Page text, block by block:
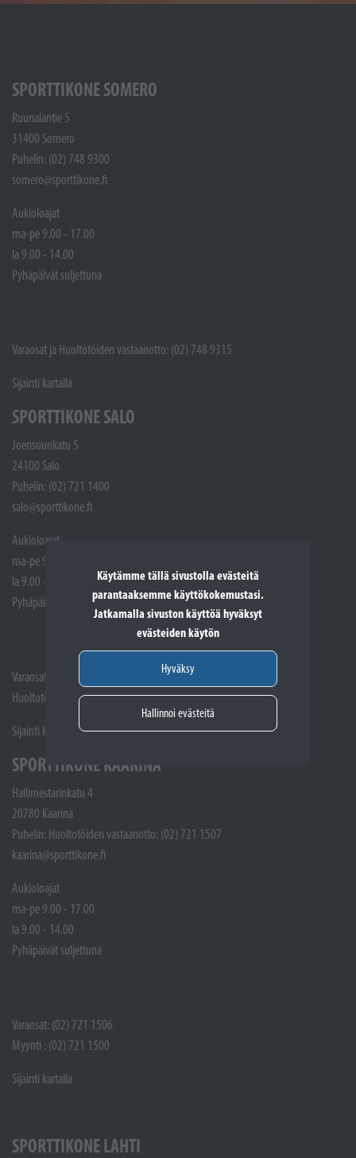
Käytämme tällä sivustolla evästeitä
parantaaksemme käyttökokemustasi.
Jatkamalla sivuston käyttöä hyväksyt
evästeiden käytön
Hyväksy
Hallinnoi evästeitä
SPORTTIKONE SOMERO
Ruunalantie 5
31400 Somero
Puhelin: (02) 748 9300
somero@sporttikone.fi
Aukioloajat
ma-pe 9.00 - 17.00
la 9.00 - 14.00
Pyhäpäivät suljettuna
Varaosat ja Huoltotöiden vastaanotto: (02) 748 9315
Sijainti kartalla
SPORTTIKONE SALO
Joensuunkatu 5
24100 Salo
Puhelin: (02) 721 1400
salo@sporttikone.fi
Aukioloajat
ma-pe 9.00 - 17.00
la 9.00 - 14.00
Pyhäpäivät suljettuna
Varaosat: (02) 721 1407
Huoltotöiden vastaanotto: 02 7211405
Sijainti kartalla
SPORTTIKONE KAARINA
Hallimestarinkatu 4
20780 Kaarina
Puhelin: Huoltotöiden vastaanotto: (02) 721 1507
kaarina@sporttikone.fi
Aukioloajat
ma-pe 9.00 - 17.00
la 9.00 - 14.00
Pyhäpäivät suljettuna
Varaosat: (02) 721 1506
Myynti : (02) 721 1500
Sijainti kartalla
SPORTTIKONE LAHTI